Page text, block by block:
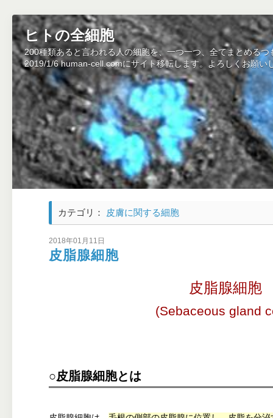
ヒトの全細胞
200種類あると言われる人の細胞を、一つ一つ、全てまとめるつ
2019/1/6 human-cell.comにサイト移転します。よろしくお願い
カテゴリ： 皮膚に関する細胞
2018年01月11日
皮脂腺細胞
皮脂腺細胞
(Sebaceous gland
○皮脂腺細胞とは